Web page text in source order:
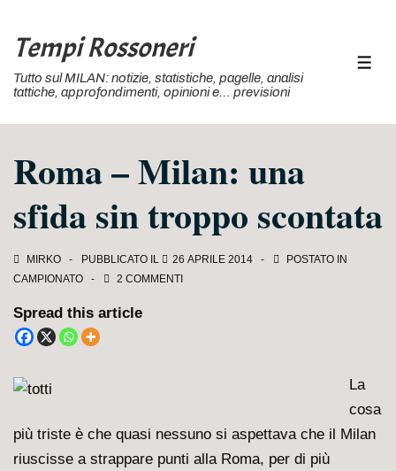
Vai
contenuto
Tempi Rossoneri
Tutto sul MILAN: notizie, statistiche, pagelle, analisi
tattiche, approfondimenti, opinioni e… previsioni
Roma – Milan: una
sfida sin troppo scontata
MIRKO PUBBLICATO IL 26 APRILE 2014
POSTATO IN
CAMPIONATO
2 COMMENTI
Spread this article
La
cosa
più triste è che quasi nessuno si aspettava che il Milan
riuscisse a strappare punti alla Roma, per di più